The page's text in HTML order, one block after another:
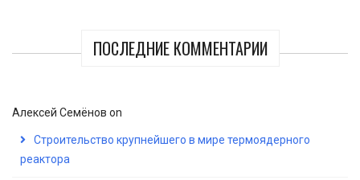
ПОСЛЕДНИЕ КОММЕНТАРИИ
Алексей Семёнов on
Строительство крупнейшего в мире термоядерного
реактора